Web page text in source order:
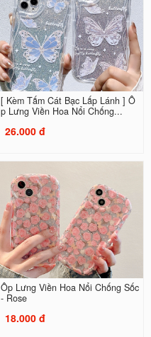
[ Kèm Tấm Cát Bạc Lấp Lánh ] Ố
p Lưng Viền Hoa Nổi Chống...
26.000 đ
Ốp Lưng Viền Hoa Nổi Chống Sốc
- Rose
18.000 đ